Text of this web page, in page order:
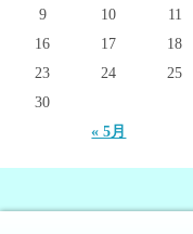
« 5月
9
10 11
16
17 18
23
24 25
30